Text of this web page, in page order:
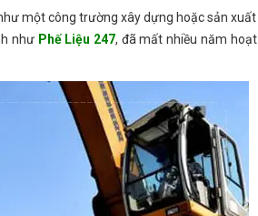
một công trường xây dựng hoặc sản xuất
như Phế Liệu 247, đã mất nhiều năm hoạt